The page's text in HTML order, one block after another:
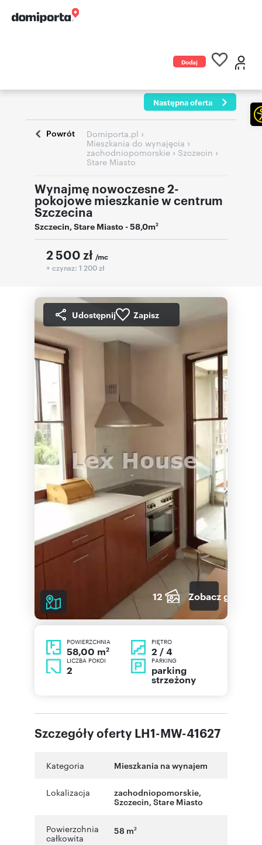
Dodaj
Następna oferta
Powrót Domiporta.pl ›
Mieszkania do wynajęcia ›
zachodniopomorskie› Szczecin ›
Stare Miasto
Wynajmę nowoczesne 2-
pokojowe mieszkanie w centrum
Szczecina
Szczecin,Stare Miasto- 58,0m2
2 500 zł /mc
+ czynsz: 1 200 zł
Udostępnij Zapisz
12 Zobacz galerię
POWIERZCHNIA
58,00 m2
PIĘTRO
2 / 4
LICZBA POKOI
2
PARKING
parking
strzeżony
Szczegóły oferty LH1-MW-41627
Kategoria Mieszkania na wynajem
Lokalizacja zachodniopomorskie,
Szczecin, Stare Miasto
Powierzchnia
całkowita
58 m2